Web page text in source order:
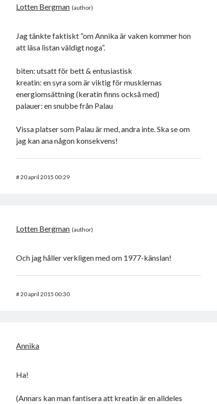
Lotten Bergman
Jag tänkte faktiskt ”om Annika är vaken kommer hon
att läsa listan väldigt noga”.
biten: utsatt för bett & entusiastisk
kreatin: en syra som är viktig för musklernas
energiomsättning (keratin finns också med)
palauer: en snubbe från Palau
Vissa platser som Palau är med, andra inte. Ska se om
jag kan ana någon konsekvens!
#20 april 2015 00:29
Lotten Bergman
Och jag håller verkligen med om 1977-känslan!
#20 april 2015 00:30
Annika
Ha!
(Annars kan man fantisera att kreatin är en alldeles